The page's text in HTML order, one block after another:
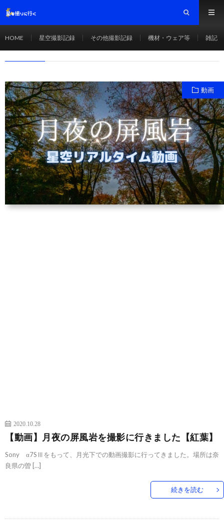
HOME 星空撮影記録 その他撮影記録 機材・ウェア等 雑記
HOME
動画
2020.10.28
【動画】月夜の屏風岩を撮影に行きました【紅葉】
Sony α7SⅢをもって、月光下での動画撮影に行ってきました。場所は奈
良県の曽 […]
続きを読む